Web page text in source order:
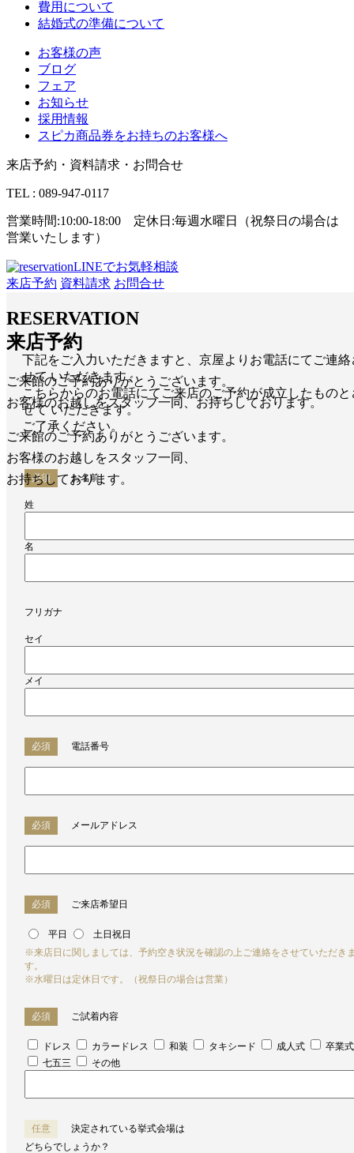
費用について
結婚式の準備について
お客様の声
ブログ
フェア
お知らせ
採用情報
スピカ商品券をお持ちのお客様へ
来店予約・資料請求・お問合せ
TEL : 089-947-0117
営業時間:10:00-18:00 定休日:毎週水曜日（祝祭日の場合は
営業いたします）
LINEでお気軽相談
来店予約 資料請求 お問合せ
RESERVATION
来店予約
ご来館のご予約ありがとうございます。
お客様のお越しをスタッフ一同、お持ちしております。
ご来館のご予約ありがとうございます。
お客様のお越しをスタッフ一同、
お持ちしております。
下記をご入力いただきますと、京屋よりお電話にてご連絡
せて いただきます。
こちらからのお電話にてご来店のご予約が成立したものと
せて いただきます。
ご了承ください。
必須 お名前
姓
名
フリガナ
セイ
メイ
必須 電話番号
必須 メールアドレス
必須 ご来店希望日
平日
土日祝日
※来店日に関しましては、予約空き状況を確認の上ご連絡をさせていただき
す。
※水曜日は定休日です。（祝祭日の場合は営業）
必須 ご試着内容
ドレス カラードレス 和装 タキシード 成人式
卒業式
七五三
その他
任意
決定されている挙式会場は
どちらでしょうか？